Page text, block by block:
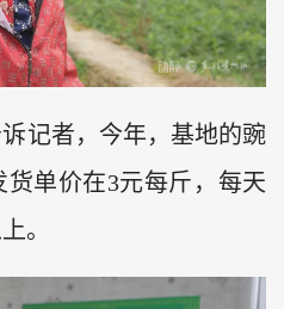
记者，今年，基地的豌
单价在3元每斤，每天
。